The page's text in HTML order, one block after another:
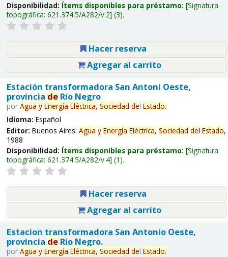
Disponibilidad: Ítems disponibles para préstamo: Signatura
topográfica: 621.374.5/A282/v.2 (3).
Hacer reserva
Agregar al carrito
Estación transformadora San Antoni Oeste,
provincia deRío Negro
por Agua y Energía Eléctrica, Sociedad del Estado.
Idioma: Español
Editor: Buenos Aires: Agua y Energía Eléctrica, Sociedad del Estado,
1988
Disponibilidad: Ítems disponibles para préstamo: Signatura
topográfica: 621.374.5/A282/v.4 (1).
Hacer reserva
Agregar al carrito
Estacion transformadora San Antonio Oeste,
provincia deRío Negro.
por Agua y Energía Eléctrica, Sociedad del Estado.